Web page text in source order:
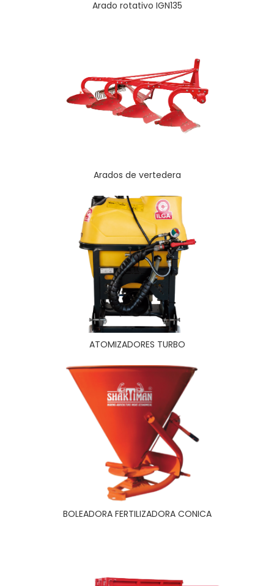
Arado rotativo IGN135
Arados de vertedera
ATOMIZADORES TURBO
BOLEADORA FERTILIZADORA CONICA